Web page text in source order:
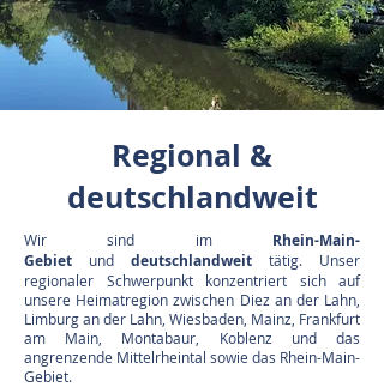
Regional &
deutschlandweit
Wir sind im Rhein-Main-
Gebiet und deutschlandweit tätig. Unser
regionaler Schwerpunkt konzentriert sich auf
unsere Heimatregion zwischen Diez an der Lahn,
Limburg an der Lahn, Wiesbaden, Mainz, Frankfurt
am Main, Montabaur, Koblenz und das
angrenzende Mittelrheintal sowie das Rhein-Main-
Gebiet.